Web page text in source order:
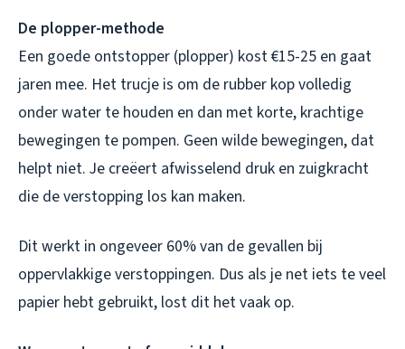
De plopper-methode
Een goede ontstopper (plopper) kost €15-25 en gaat
jaren mee. Het trucje is om de rubber kop volledig
onder water te houden en dan met korte, krachtige
bewegingen te pompen. Geen wilde bewegingen, dat
helpt niet. Je creëert afwisselend druk en zuigkracht
die de verstopping los kan maken.
Dit werkt in ongeveer 60% van de gevallen bij
oppervlakkige verstoppingen. Dus als je net iets te veel
papier hebt gebruikt, lost dit het vaak op.